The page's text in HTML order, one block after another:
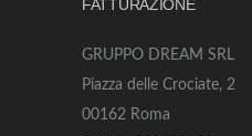
FATTURAZIONE
GRUPPO DREAM SRL
Piazza delle Crociate, 2
00162 Roma